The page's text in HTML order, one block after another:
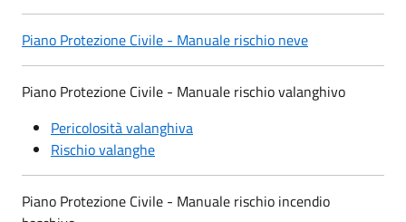
Piano Protezione Civile - Manuale rischio neve
Piano Protezione Civile - Manuale rischio valanghivo
Pericolosità valanghiva
Rischio valanghe
Piano Protezione Civile - Manuale rischio incendio